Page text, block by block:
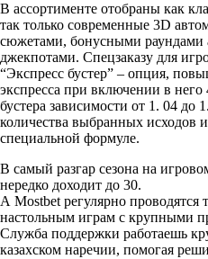
В ассортименте отобраны как
так только современные 3D
сюжетами, бонусными раундами
джекпотами. Спецзаказу для
“Экспресс бустер” – опция,
экспресса при включении в
бустера зависимости от 1. 04 до
количества выбранных исходов
специальной формуле.
В самый разгар сезона на
нередко доходит до 30.
А Mostbet регулярно проводятся
настольным играм с крупными
Служба поддержки работаешь
казахском наречии, помогая